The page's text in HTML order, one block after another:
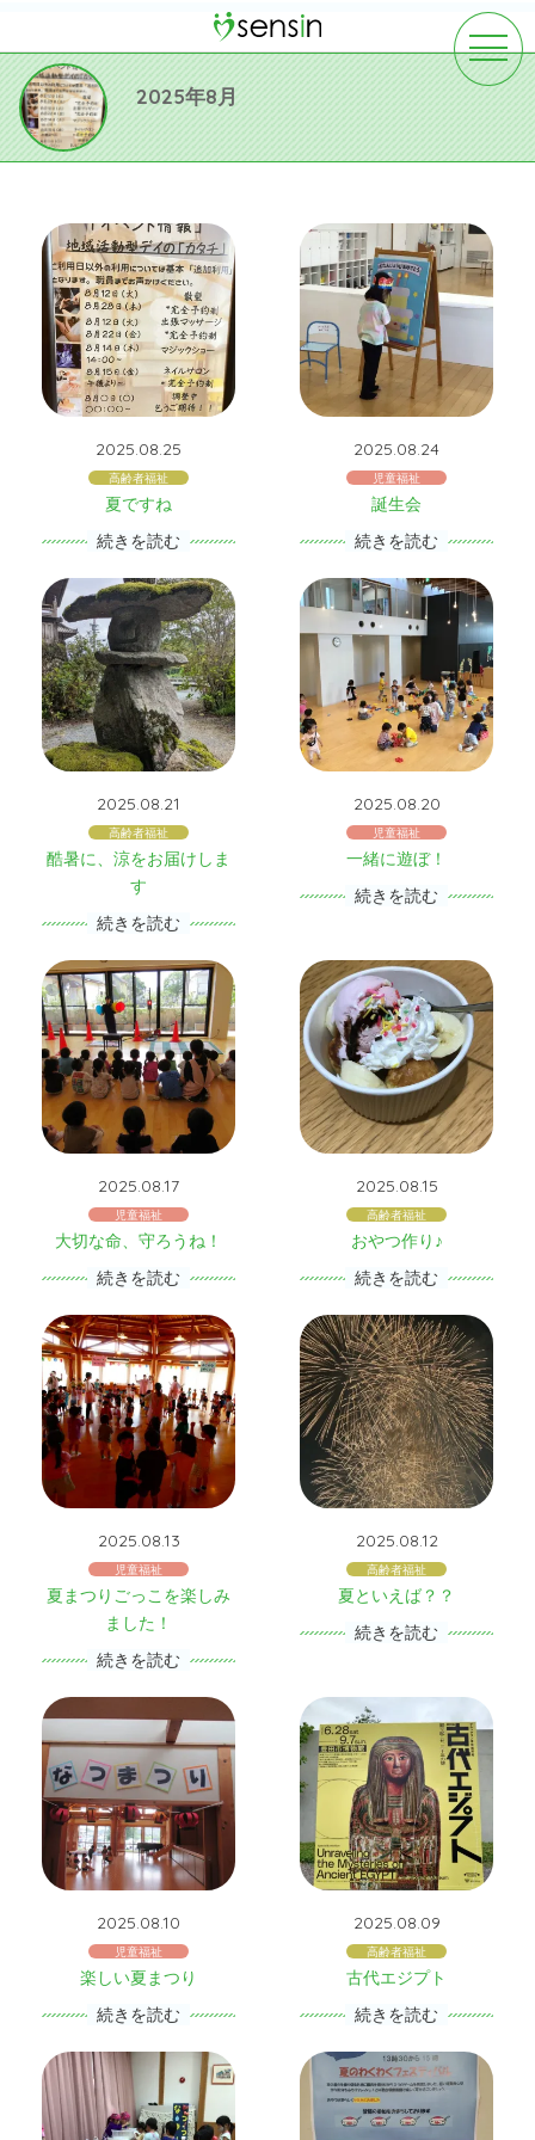
toggle
2025年8月
2025.08.25
高齢者福祉
夏ですね
続きを読む
2025.08.24
児童福祉
誕生会
続きを読む
2025.08.21
高齢者福祉
酷暑に、涼をお届けしま
す
続きを読む
2025.08.20
児童福祉
一緒に遊ぼ！
続きを読む
2025.08.17
児童福祉
大切な命、守ろうね！
続きを読む
2025.08.15
高齢者福祉
おやつ作り♪
続きを読む
2025.08.13
児童福祉
夏まつりごっこを楽しみ
ました！
続きを読む
2025.08.12
高齢者福祉
夏といえば？？
続きを読む
2025.08.10
児童福祉
楽しい夏まつり
続きを読む
2025.08.09
高齢者福祉
古代エジプト
続きを読む